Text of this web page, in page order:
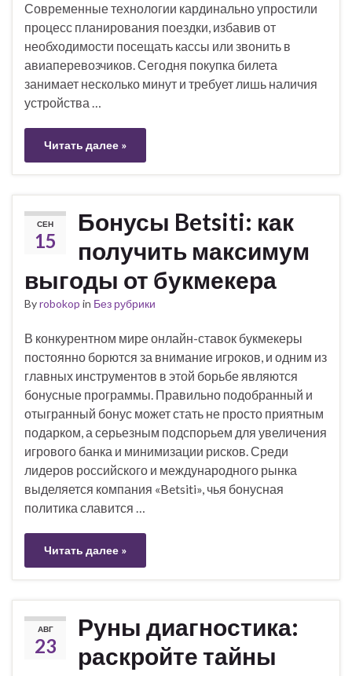
Современные технологии кардинально упростили
процесс планирования поездки, избавив от
необходимости посещать кассы или звонить в
авиаперевозчиков. Сегодня покупка билета
занимает несколько минут и требует лишь наличия
устройства …
Читать далее »
СЕН
15
Бонусы Betsiti: как
получить максимум
выгоды от букмекера
Byrobokop in Без рубрики
В конкурентном мире онлайн-ставок букмекеры
постоянно борются за внимание игроков, и одним из
главных инструментов в этой борьбе являются
бонусные программы. Правильно подобранный и
отыгранный бонус может стать не просто приятным
подарком, а серьезным подспорьем для увеличения
игрового банка и минимизации рисков. Среди
лидеров российского и международного рынка
выделяется компания «Betsiti», чья бонусная
политика славится …
Читать далее »
АВГ
23
Руны диагностика:
раскройте тайны